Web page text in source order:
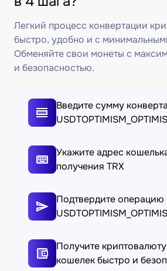
Легкий процесс конвертации
быстро, удобно и с
Обменяйте свои монеты с
и безопасностью.
Введите сумму
Укажите адрес
получения TRX
Подтвердите операцию
Получите
кошелек быстро и